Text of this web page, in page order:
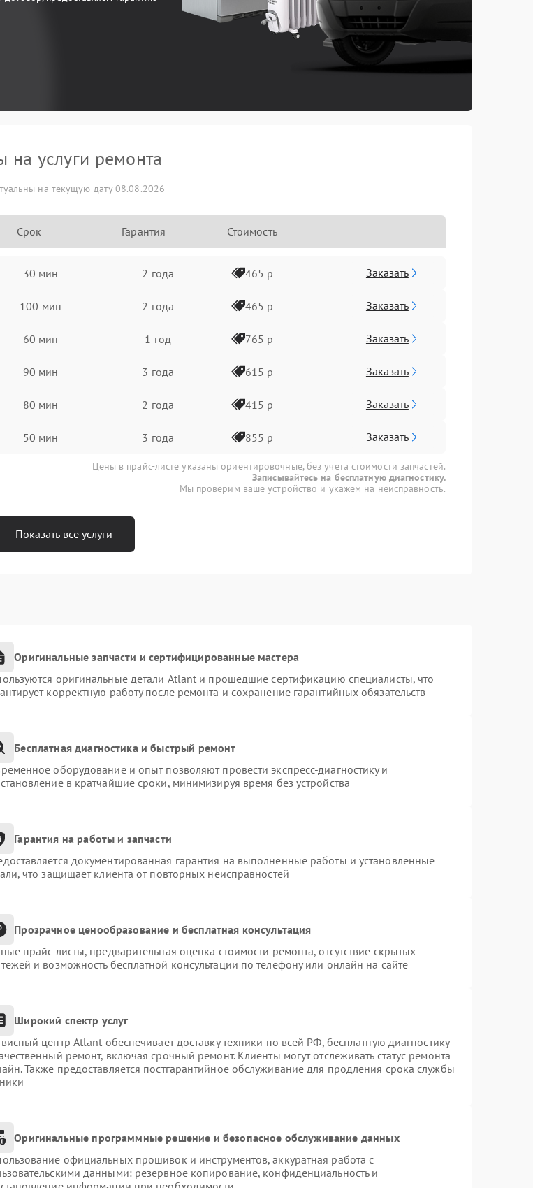
на услуги ремонта
на текущую дату 08.08.2026
Срок Гарантия Стоимость
30 мин 2 года 465 р Заказать
100 мин 2 года 465 р Заказать
60 мин 1 год 765 р Заказать
90 мин 3 года 615 р Заказать
80 мин 2 года 415 р Заказать
50 мин 3 года 855 р Заказать
Цены в прайс-листе указаны ориентировочные, без учета стоимости запчастей.
Записывайтесь на бесплатную диагностику.
Мы проверим ваше устройство и укажем на неисправность.
Показать все услуги
Оригинальные запчасти и сертифицированные мастера
оригинальные детали Atlant и прошедшие сертификацию специалисты, что
корректную работу после ремонта и сохранение гарантийных обязательств
Бесплатная диагностика и быстрый ремонт
оборудование и опыт позволяют провести экспресс-диагностику и
в кратчайшие сроки, минимизируя время без устройства
Гарантия на работы и запчасти
документированная гарантия на выполненные работы и установленные
что защищает клиента от повторных неисправностей
Прозрачное ценообразование и бесплатная консультация
прайс-листы, предварительная оценка стоимости ремонта, отсутствие скрытых
и возможность бесплатной консультации по телефону или онлайн на сайте
Широкий спектр услуг
центр Atlant обеспечивает доставку техники по всей РФ, бесплатную диагностику
ремонт, включая срочный ремонт. Клиенты могут отслеживать статус ремонта
Также предоставляется постгарантийное обслуживание для продления срока службы
Оригинальные программные решение и безопасное обслуживание данных
официальных прошивок и инструментов, аккуратная работа с
данными: резервное копирование, конфиденциальность и